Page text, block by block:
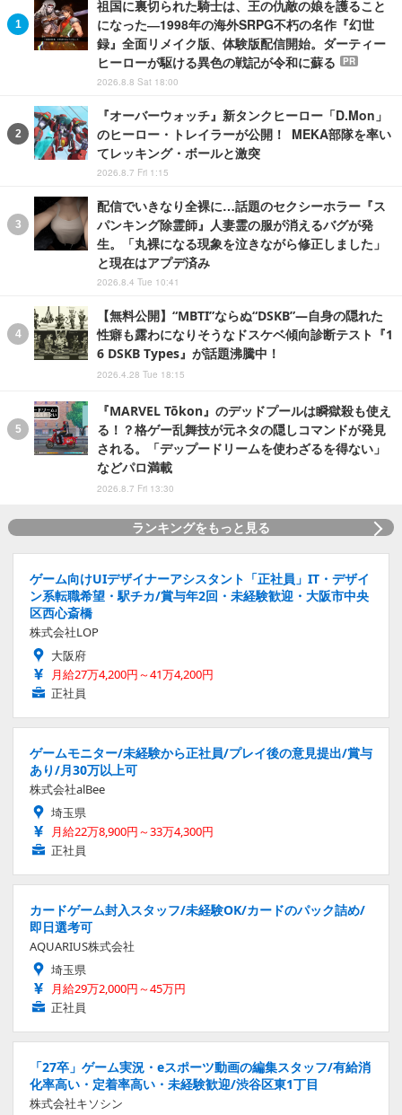
祖国に裏切られた騎士は、王の仇敵の娘を護ること
になった―1998年の海外SRPG不朽の名作『幻世
録』全面リメイク版、体験版配信開始。ダーティー
ヒーローが駆ける異色の戦記が令和に蘇る
PR
2026.8.8 Sat 18:00
『オーバーウォッチ』新タンクヒーロー「D.Mon」
のヒーロー・トレイラーが公開！ MEKA部隊を率い
てレッキング・ボールと激突
2026.8.7 Fri 1:15
配信でいきなり全裸に…話題のセクシーホラー『ス
パンキング除霊師』人妻霊の服が消えるバグが発
生。「丸裸になる現象を泣きながら修正しました」
と現在はアプデ済み
2026.8.4 Tue 10:41
【無料公開】“MBTI”ならぬ“DSKB”―自身の隠れた
性癖も露わになりそうなドスケベ傾向診断テスト『1
6 DSKB Types』が話題沸騰中！
2026.4.28 Tue 18:15
『MARVEL Tōkon』のデッドプールは瞬獄殺も使え
る！？格ゲー乱舞技が元ネタの隠しコマンドが発見
される。「デップードリームを使わざるを得ない」
などパロ満載
2026.8.7 Fri 13:30
ランキングをもっと見る
ゲーム向けUIデザイナーアシスタント「正社員」IT・デザイ
ン系転職希望・駅チカ/賞与年2回・未経験歓迎・大阪市中央
区西心斎橋
株式会社LOP
大阪府
月給27万4,200円～41万4,200円
正社員
ゲームモニター/未経験から正社員/プレイ後の意見提出/賞与
あり/月30万以上可
株式会社alBee
埼玉県
月給22万8,900円～33万4,300円
正社員
カードゲーム封入スタッフ/未経験OK/カードのパック詰め/
即日選考可
AQUARIUS株式会社
埼玉県
月給29万2,000円～45万円
正社員
「27卒」ゲーム実況・eスポーツ動画の編集スタッフ/有給消
化率高い・定着率高い・未経験歓迎/渋谷区東1丁目
株式会社キソシン